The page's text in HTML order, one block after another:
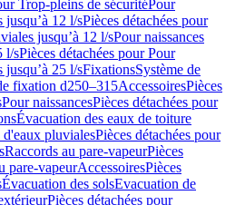
Trop-pleins de sécuritéPour
jusqu’à 12 l/sPièces détachées pour
jusqu’à 12 l/sPour naissances
l/sPièces détachées pour Pour
jusqu’à 25 l/sFixationsSystème de
fixation d250–315AccessoiresPièces
Pour naissancesPièces détachées pour
Évacuation des eaux de toiture
d'eaux pluvialesPièces détachées pour
Raccords au pare-vapeurPièces
pare-vapeurAccessoiresPièces
Évacuation des solsEvacuation de
Pièces détachées pour